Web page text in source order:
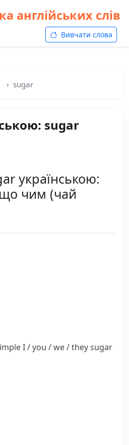
англійських слів
Вивчати слова
sugar
sugar
українською:
чим (чай
I / you / we / theysugar